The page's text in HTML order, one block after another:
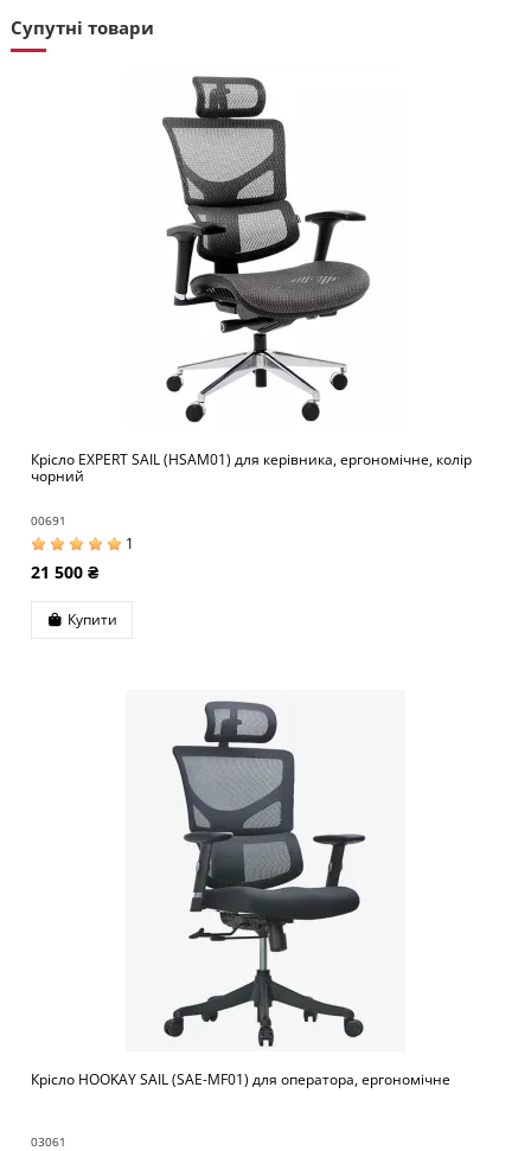
Супутні товари
Крісло EXPERT SAIL (HSAM01) для керівника, ергономічне, колір
чорний
00691
1
21 500 ₴
Купити
Крісло HOOKAY SAIL (SAE-MF01) для оператора, ергономічне
03061